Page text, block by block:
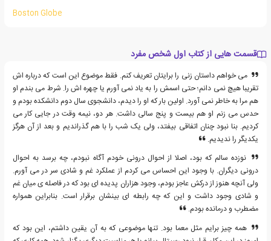
Boston Globe
قسمت هایی از کتاب اول شخص مفرد
می خواهم داستان زنی را برایتان تعریف کنم. فقط موضوع این است که درباره اش
تقریبا هیچ نمی دانم؛ حتی اسمش را به یاد نمی آورم یا چهره اش را. شرط می بندم او
هم مرا به خاطر نمی آورد. اولین بار که او را دیدم، دانشجوی سال دوم دانشکده بودم و
حدس می زنم او هم بیست و پنج سالی داشت. هر دو، نیمه وقت در جایی کار می
کردیم. بنا نبود چنان اتفاقی بیفتد، ولی یک شب را با هم گذراندیم و بعد از آن هرگز
یکدیگر را ندیدیم.
نوزده سالم که بود، اصلا از احوال درونی خودم آگاه نبودم، چه برسد به احوال
درونی دیگران. با وجود این احساس می کردم از عملکرد غم و شادی سر در می آورم.
ولی آنچه هنوز از درکش عاجز بودم، وجود هزاران پدیده ای بود که در فاصله ی میان غم
و شادی وجود داشت و این که چه رابطه ای بینشان برقرار است. بنابراین همواره
مضطرب و درمانده بودم.
همه چیز برایم مثل معما بود. تنها موضوعی که به آن یقین داشتم، این بود که